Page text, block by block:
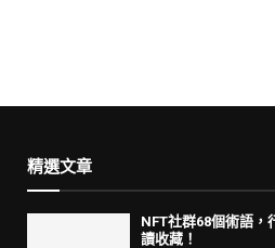
精選文章
NFT社群68個術語，
讀收藏！